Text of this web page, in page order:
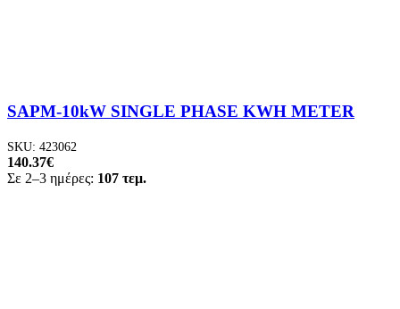
SAPM-10kW SINGLE PHASE KWH METER
SKU: 423062
140.37€
Σε 2–3 ημέρες: 107 τεμ.